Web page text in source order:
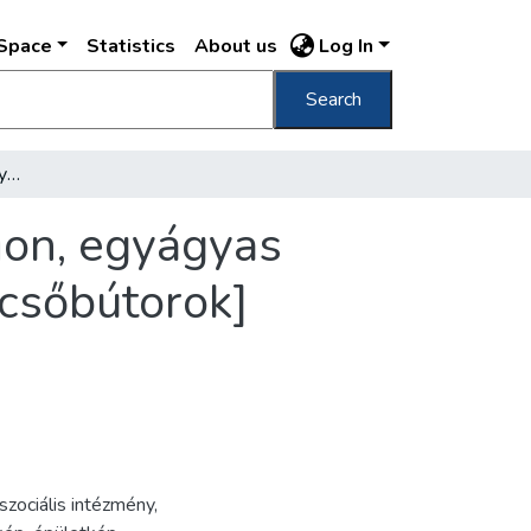
Statistics About us Log In
Search
[A Csepeli Weiss Alice Gyermekágyas Otthon, egyágyas szoba, ebédelő anya gyermekével, modern csőbútorok]
egyágyas
szociális intézmény,